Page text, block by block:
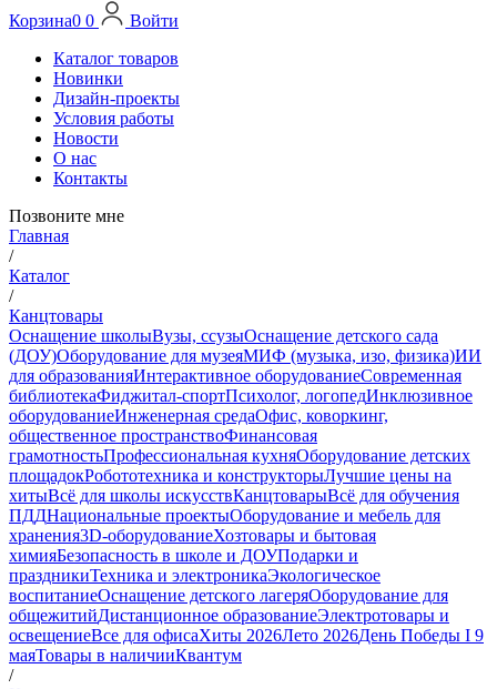
Корзина0 0
Войти
Каталог товаров
Новинки
Дизайн-проекты
Условия работы
Новости
О нас
Контакты
Позвоните мне
Главная
/
Каталог
/
Канцтовары
Оснащение школыВузы, ссузыОснащение детского сада
(ДОУ)Оборудование для музеяМИФ (музыка, изо, физика)ИИ
для образованияИнтерактивное оборудованиеСовременная
библиотекаФиджитал-спортПсихолог, логопедИнклюзивное
оборудованиеИнженерная средаОфис, коворкинг,
общественное пространствоФинансовая
грамотностьПрофессиональная кухняОборудование детских
площадокРобототехника и конструкторыЛучшие цены на
хитыВсё для школы искусствКанцтоварыВсё для обучения
ПДДНациональные проектыОборудование и мебель для
хранения3D-оборудованиеХозтовары и бытовая
химияБезопасность в школе и ДОУПодарки и
праздникиТехника и электроникаЭкологическое
воспитаниеОснащение детского лагеряОборудование для
общежитийДистанционное образованиеЭлектротовары и
освещениеВсе для офисаХиты 2026Лето 2026День Победы I 9
маяТовары в наличииКвантум
/